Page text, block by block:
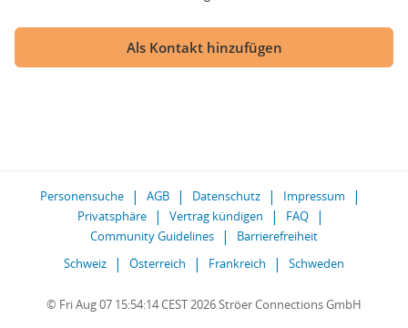
Als Kontakt hinzufügen
Personensuche AGB Datenschutz
Impressum
Privatsphäre
Vertrag kündigen
FAQ
Community Guidelines
Barrierefreiheit
Schweiz
Österreich Frankreich Schweden
© Fri Aug 07 15:54:14 CEST 2026 Ströer Connections GmbH